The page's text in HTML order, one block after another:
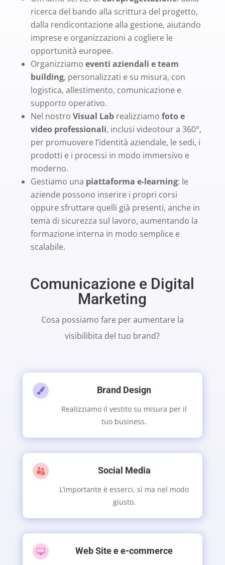
ricerca del bando alla scrittura del progetto,
dalla rendicontazione alla gestione, aiutando
imprese e organizzazioni a cogliere le
opportunità europee.
Organizziamo eventi aziendali e team
building, personalizzati e su misura, con
logistica, allestimento, comunicazione e
supporto operativo.
Nel nostro Visual Labrealizziamo foto e
video professionali, inclusi videotour a 360°,
per promuovere l’identità aziendale, le sedi, i
prodotti e i processi in modo immersivo e
moderno.
Gestiamo una piattaforma e-learning: le
aziende possono inserire i propri corsi
oppure sfruttare quelli già presenti, anche in
tema di sicurezza sul lavoro, aumentando la
formazione interna in modo semplice e
scalabile.
Comunicazione e Digital
Marketing
Cosa possiamo fare per aumentare la
visibilibita del tuo brand?
 Brand Design
Realizziamo il vestito su misura per il
tuo business.
 Social Media
L’importante è esserci, sì ma nel modo
giusto.
 Web Site e e-commerce